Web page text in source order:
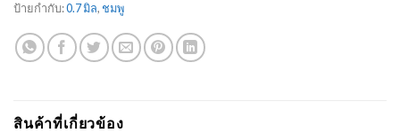
ป้ายกำกับ:0.7 มิล,ชมพู
สินค้าที่เกี่ยวข้อง